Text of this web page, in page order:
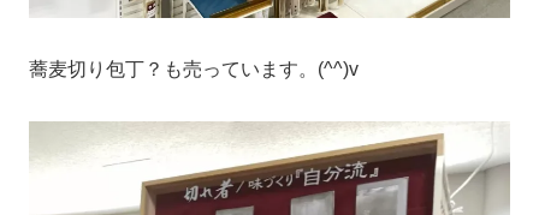
蕎麦切り包丁？も売っています。(^^)v